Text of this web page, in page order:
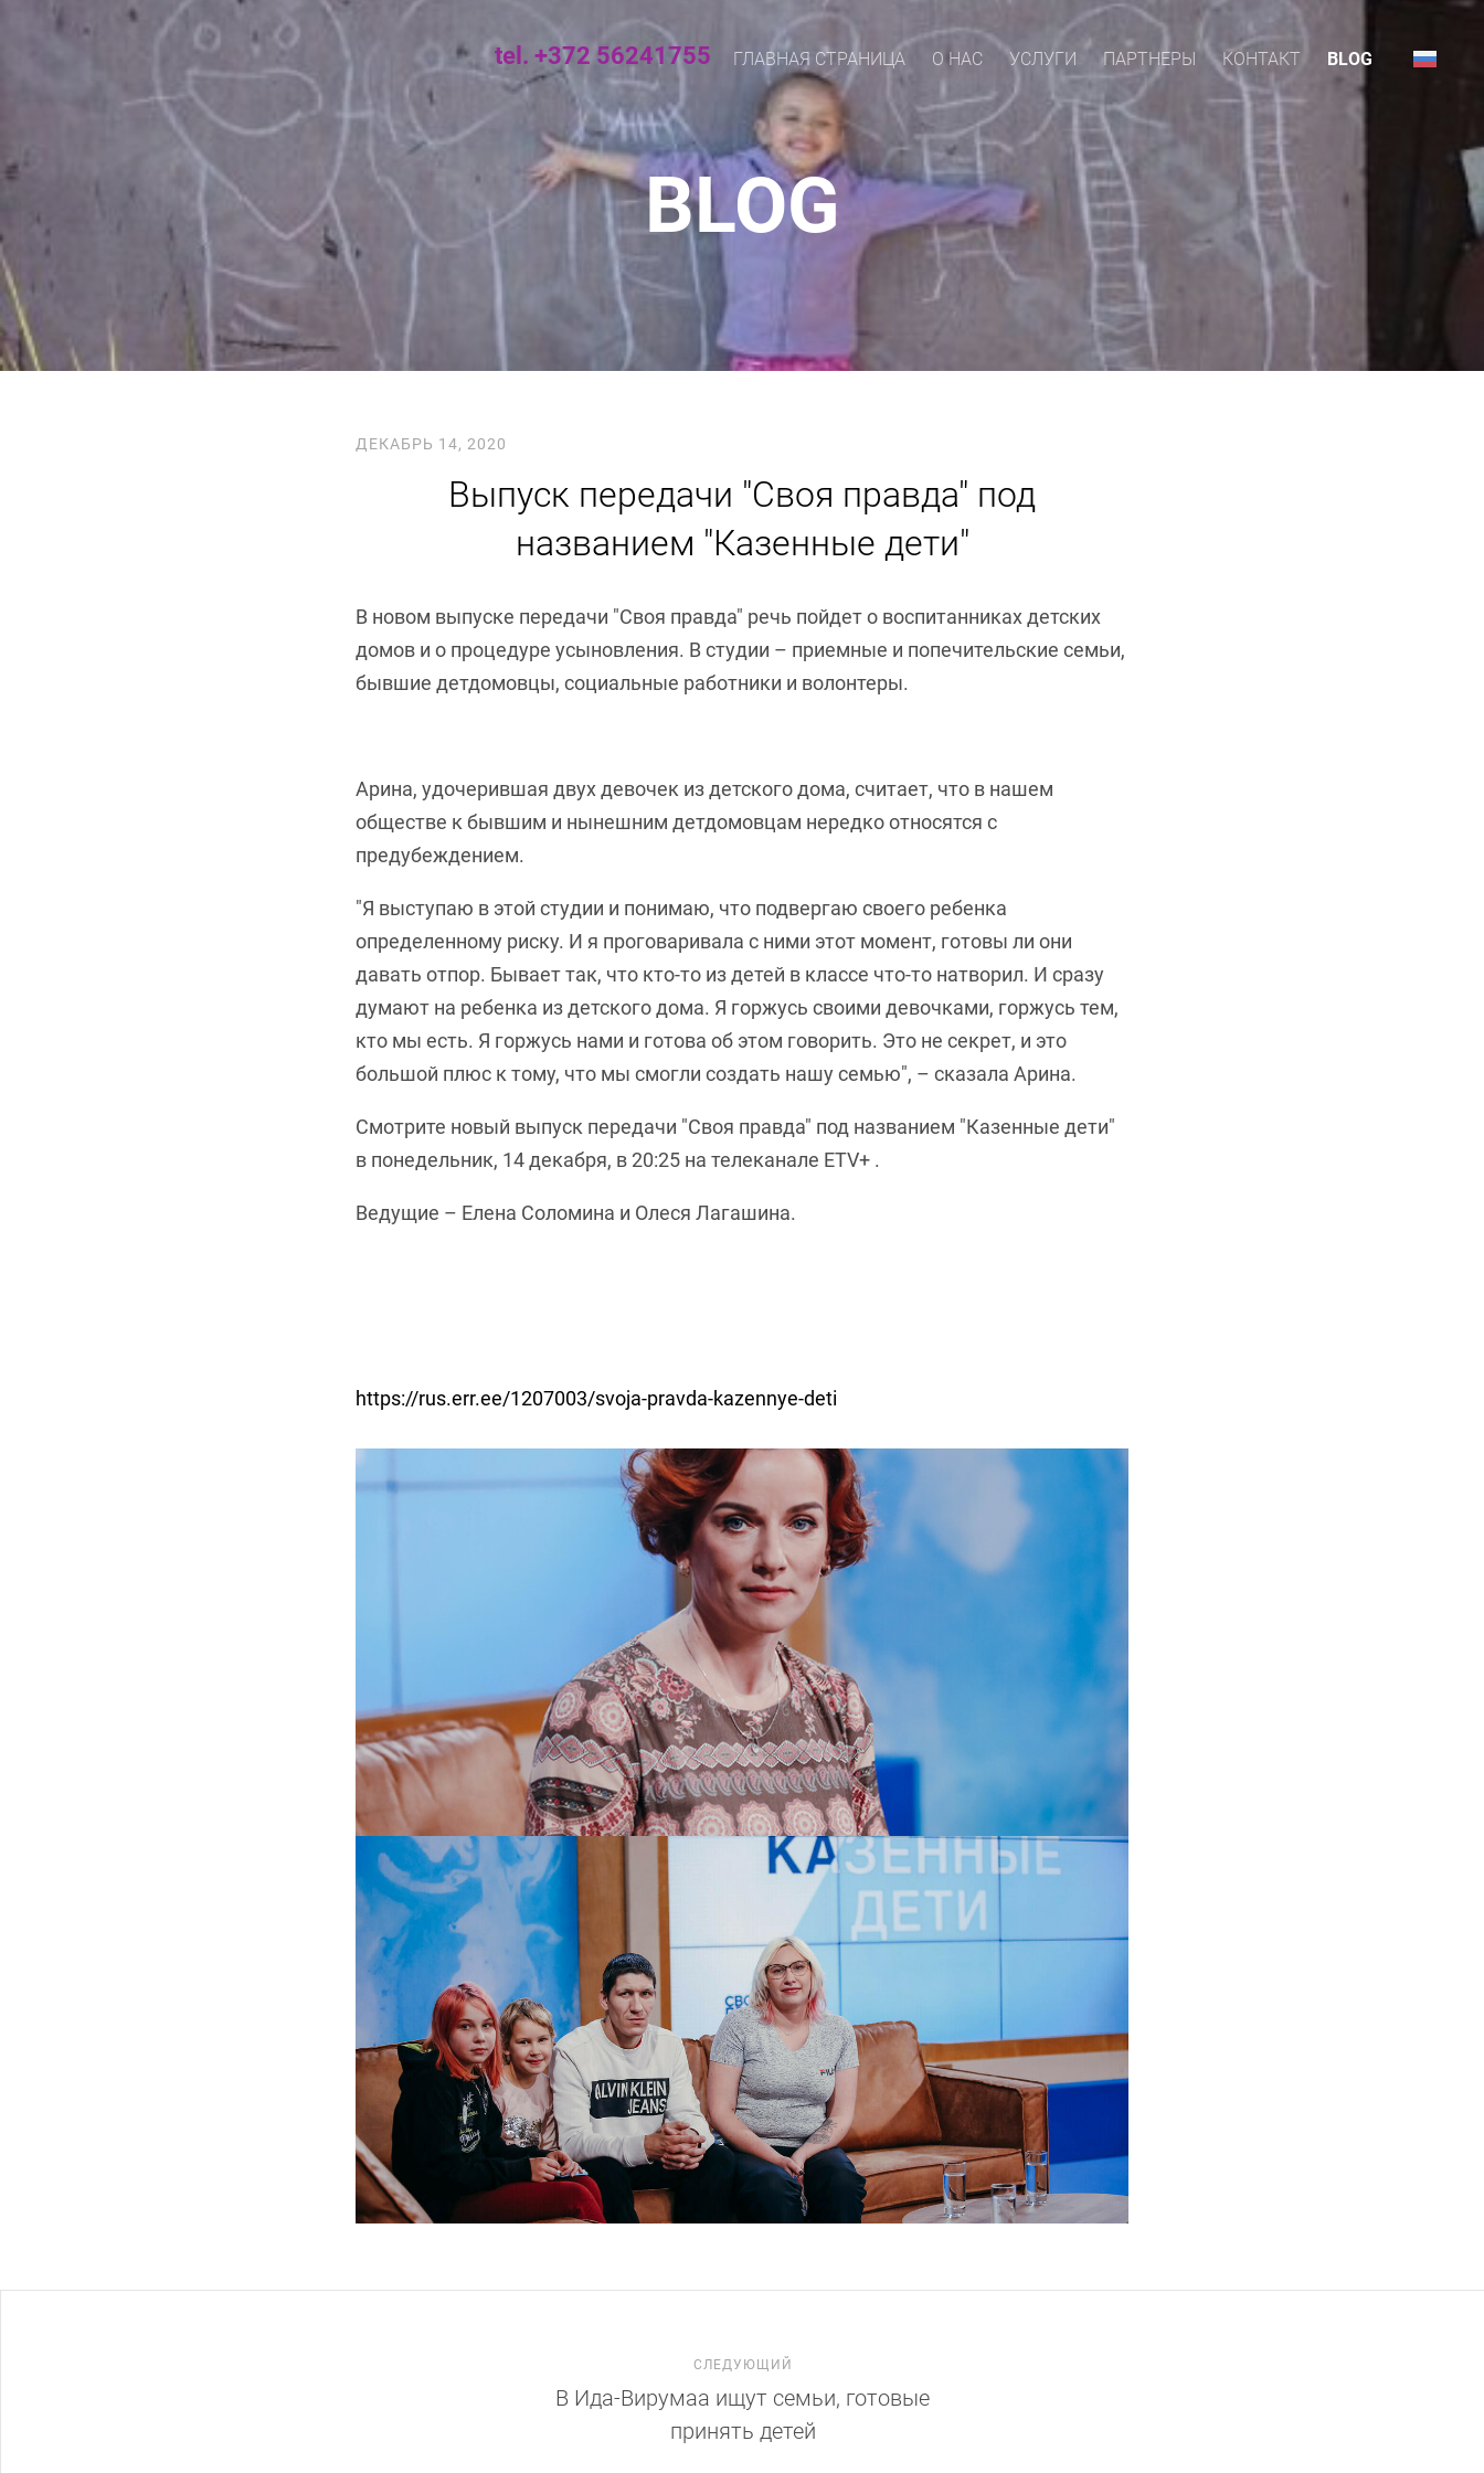
tel. +372 56241755 ГЛАВНАЯ СТРАНИЦА О НАС УСЛУГИ ПАРТНЕРЫ КОНТАКТ BLOG
BLOG
ДЕКАБРЬ 14, 2020
Выпуск передачи "Своя правда" под
названием "Казенные дети"
В новом выпуске передачи "Своя правда" речь пойдет о воспитанниках детских
домов и о процедуре усыновления. В студии – приемные и попечительские семьи,
бывшие детдомовцы, социальные работники и волонтеры.
Арина, удочерившая двух девочек из детского дома, считает, что в нашем
обществе к бывшим и нынешним детдомовцам нередко относятся с
предубеждением.
"Я выступаю в этой студии и понимаю, что подвергаю своего ребенка
определенному риску. И я проговаривала с ними этот момент, готовы ли они
давать отпор. Бывает так, что кто-то из детей в классе что-то натворил. И сразу
думают на ребенка из детского дома. Я горжусь своими девочками, горжусь тем,
кто мы есть. Я горжусь нами и готова об этом говорить. Это не секрет, и это
большой плюс к тому, что мы смогли создать нашу семью", – сказала Арина.
Смотрите новый выпуск передачи "Своя правда" под названием "Казенные дети"
в понедельник, 14 декабря, в 20:25 на телеканале ETV+ .
Ведущие – Елена Соломина и Олеся Лагашина.
https://rus.err.ee/1207003/svoja-pravda-kazennye-deti
СЛЕДУЮЩИЙ
В Ида-Вирумаа ищут семьи, готовые
принять детей